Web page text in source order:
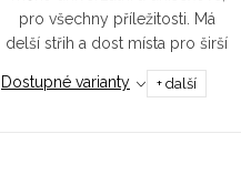
pro všechny příležitosti. Má
delší střih a dost místa pro širší
ramena, větší prsa či pro
cokoliv, co potřebujete schovat.
Dostupné varianty + další